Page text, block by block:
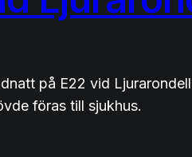
på E22 vid
föras till sjukhus.